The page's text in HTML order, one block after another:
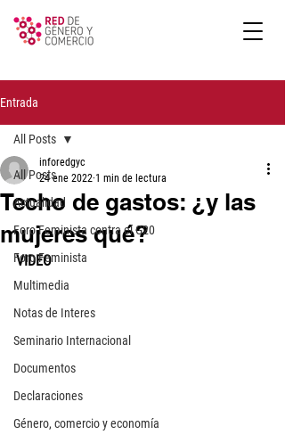
Entrada
All Posts
Actualidad
Foro Feminista contra el G20
Foro Feminista
Multimedia
Notas de Interes
Seminario Internacional
Documentos
Declaraciones
Género, comercio y economía
All Posts
Techo de gastos: ¿y las
mujeres qué?
inforedgyc
24 ene 2022 1 min de lectura
VIDEO